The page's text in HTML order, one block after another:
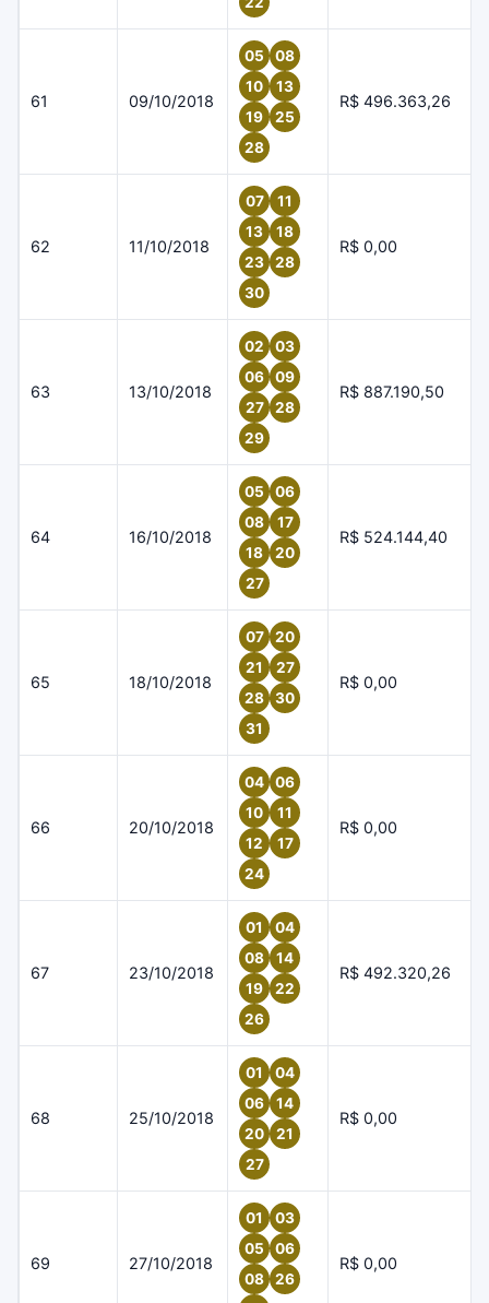
61 09/10/2018
05
08
10
13
19
25
28
R$ 496.363,26
62 11/10/2018
07
11
13
18
23
28
30
R$ 0,00
63 13/10/2018
02
03
06
09
27
28
29
R$ 887.190,50
64 16/10/2018
05
06
08
17
18
20
27
R$ 524.144,40
65 18/10/2018
07
20
21
27
28
30
31
R$ 0,00
66 20/10/2018
04
06
10
11
12
17
24
R$ 0,00
67 23/10/2018
01
04
08
14
19
22
26
R$ 492.320,26
68 25/10/2018
01
04
06
14
20
21
27
R$ 0,00
69 27/10/2018
01
03
05
06
08
26
R$ 0,00